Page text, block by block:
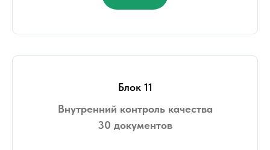
Блок 11
Внутренний контроль качества
30 документов